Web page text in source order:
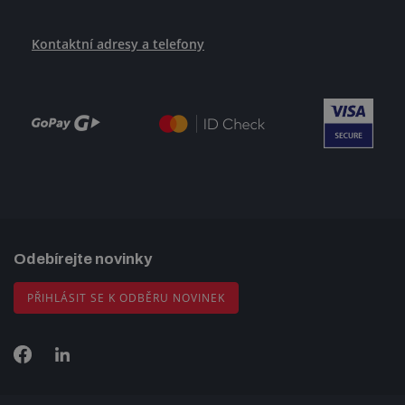
Kontaktní adresy a telefony
Odebírejte novinky
PŘIHLÁSIT SE K ODBĚRU NOVINEK